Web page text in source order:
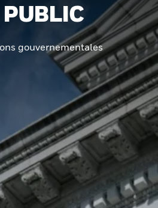
PUBLIC
gouvernementales